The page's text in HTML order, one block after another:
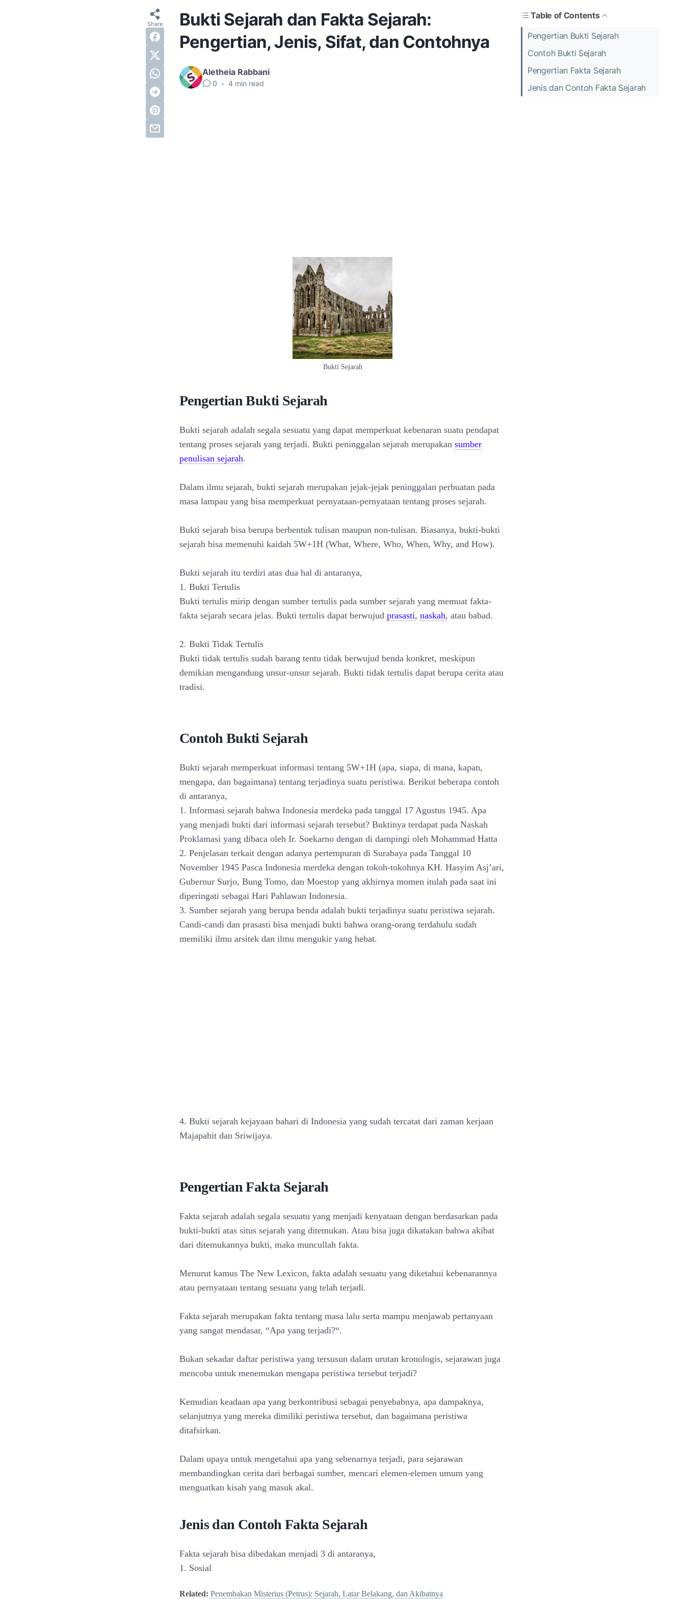
Bukti Sejarah dan Fakta Sejarah:
Pengertian, Jenis, Sifat, dan Contohnya
Aletheia Rabbani
0 • 4 min read
Table of Contents
Pengertian Bukti Sejarah
Contoh Bukti Sejarah
Pengertian Fakta Sejarah
Jenis dan Contoh Fakta Sejarah
Bukti Sejarah
Pengertian Bukti Sejarah
Bukti sejarah adalah segala sesuatu yang dapat memperkuat kebenaran suatu pendapat
tentang proses sejarah yang terjadi. Bukti peninggalan sejarah merupakan sumber
penulisan sejarah.
Dalam ilmu sejarah, bukti sejarah merupakan jejak-jejak peninggalan perbuatan pada
masa lampau yang bisa memperkuat pernyataan-pernyataan tentang proses sejarah.
Bukti sejarah bisa berupa berbentuk tulisan maupun non-tulisan. Biasanya, bukti-bukti
sejarah bisa memenuhi kaidah 5W+1H (What, Where, Who, When, Why, and How).
Bukti sejarah itu terdiri atas dua hal di antaranya,
1. Bukti Tertulis
Bukti tertulis mirip dengan sumber tertulis pada sumber sejarah yang memuat fakta-
fakta sejarah secara jelas. Bukti tertulis dapat berwujud prasasti, naskah, atau babad.
2. Bukti Tidak Tertulis
Bukti tidak tertulis sudah barang tentu tidak berwujud benda konkret, meskipun
demikian mengandung unsur-unsur sejarah. Bukti tidak tertulis dapat berupa cerita atau
tradisi.
Contoh Bukti Sejarah
Bukti sejarah memperkuat informasi tentang 5W+1H (apa, siapa, di mana, kapan,
mengapa, dan bagaimana) tentang terjadinya suatu peristiwa. Berikut beberapa contoh
di antaranya,
1. Informasi sejarah bahwa Indonesia merdeka pada tanggal 17 Agustus 1945. Apa
yang menjadi bukti dari informasi sejarah tersebut? Buktinya terdapat pada Naskah
Proklamasi yang dibaca oleh Ir. Soekarno dengan di dampingi oleh Mohammad Hatta
2. Penjelasan terkait dengan adanya pertempuran di Surabaya pada Tanggal 10
November 1945 Pasca Indonesia merdeka dengan tokoh-tokohnya KH. Hasyim Asj’ari,
Gubernur Surjo, Bung Tomo, dan Moestop yang akhirnya momen itulah pada saat ini
diperingati sebagai Hari Pahlawan Indonesia.
3. Sumber sejarah yang berupa benda adalah bukti terjadinya suatu peristiwa sejarah.
Candi-candi dan prasasti bisa menjadi bukti bahwa orang-orang terdahulu sudah
memiliki ilmu arsitek dan ilmu mengukir yang hebat.
4. Bukti sejarah kejayaan bahari di Indonesia yang sudah tercatat dari zaman kerjaan
Majapahit dan Sriwijaya.
Pengertian Fakta Sejarah
Fakta sejarah adalah segala sesuatu yang menjadi kenyataan dengan berdasarkan pada
bukti-bukti atas situs sejarah yang ditemukan. Atau bisa juga dikatakan bahwa akibat
dari ditemukannya bukti, maka muncullah fakta.
Menurut kamus The New Lexicon, fakta adalah sesuatu yang diketahui kebenarannya
atau pernyataan tentang sesuatu yang telah terjadi.
Fakta sejarah merupakan fakta tentang masa lalu serta mampu menjawab pertanyaan
yang sangat mendasar, “Apa yang terjadi?“.
Bukan sekadar daftar peristiwa yang tersusun dalam urutan kronologis, sejarawan juga
mencoba untuk menemukan mengapa peristiwa tersebut terjadi?
Kemudian keadaan apa yang berkontribusi sebagai penyebabnya, apa dampaknya,
selanjutnya yang mereka dimiliki peristiwa tersebut, dan bagaimana peristiwa
ditafsirkan.
Dalam upaya untuk mengetahui apa yang sebenarnya terjadi, para sejarawan
membandingkan cerita dari berbagai sumber, mencari elemen-elemen umum yang
menguatkan kisah yang masuk akal.
Jenis dan Contoh Fakta Sejarah
Fakta sejarah bisa dibedakan menjadi 3 di antaranya,
1. Sosial
Related: Penembakan Misterius (Petrus): Sejarah, Latar Belakang, dan Akibatnya